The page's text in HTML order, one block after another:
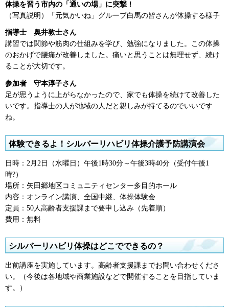
体操を習う市内の「通いの場」に突撃！
（写真説明）「元気かいね」グループ白馬の皆さんが体操する様子
指導士 奥井敦士さん
講習では関節や筋肉の仕組みを学び、勉強になりました。この体操
のおかげで腰痛が改善しました。痛いと思うことは無理せず、続け
ることが大切です。
参加者 守本淳子さん
足が思うように上がらなかったので、家でも体操を続けて改善した
いです。指導士の人が地域の人だと親しみが持てるのでいいです
ね。
体験できるよ！シルバーリハビリ体操介護予防講演会
日時：2月2日（水曜日）午後1時30分～午後3時40分（受付午後1
時?）
場所：矢田郷地区コミュニティセンター多目的ホール
内容：オンライン講演、全国中継、体操体験会
定員：50人高齢者支援課まで要申し込み（先着順）
費用：無料
シルバーリハビリ体操はどこでできるの？
出前講座を実施しています。高齢者支援課までお問い合わせくださ
い。（今後は各地域や商業施設などで開催することを目指していま
す。）